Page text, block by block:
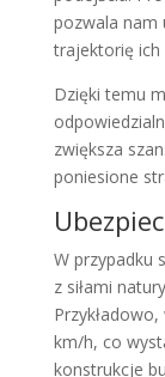
pozwala nam
trajektorię ich
Dzięki temu
zwiększa
poniesione
W przypadku
z siłami
km/h, co
konstrukcje